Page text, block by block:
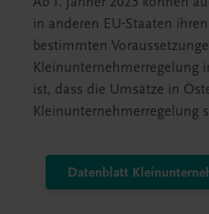
in anderen EU-Staaten
bestimmten
Kleinunternehmerregelung
ist, dass die Umsätze in
Kleinunternehmerregelung
Datenblatt